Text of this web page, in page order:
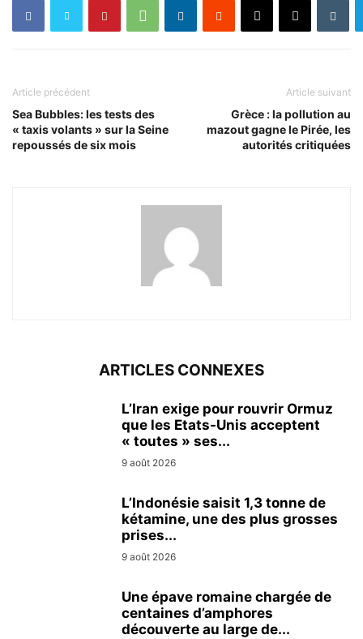
Article précédent
Sea Bubbles: les tests des
« taxis volants » sur la Seine
repoussés de six mois
Article suivant
Grèce : la pollution au
mazout gagne le Pirée, les
autorités critiquées
ARTICLES CONNEXES
L’Iran exige pour rouvrir Ormuz
que les Etats-Unis acceptent
« toutes » ses...
9 août 2026
L’Indonésie saisit 1,3 tonne de
kétamine, une des plus grosses
prises...
9 août 2026
Une épave romaine chargée de
centaines d’amphores
découverte au large de...